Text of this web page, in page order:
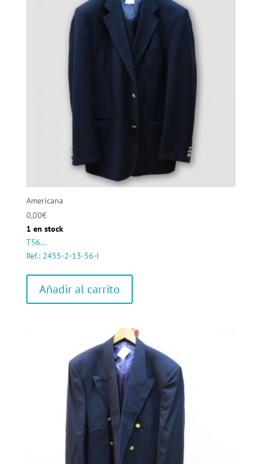
Americana
0,00€
1 en stock
T56...
Ref.: 2455-2-13-56-I
Añadir al carrito